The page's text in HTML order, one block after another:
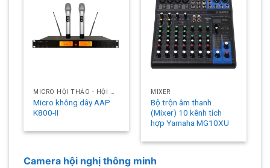
MICRO HỘI THẢO - HỘI NGHỊ
Micro không dây AAP
K800-II
MIXER
Bộ trộn âm thanh
(Mixer) 10 kênh tích
hợp Yamaha MG10XU
Camera hội nghị thông minh